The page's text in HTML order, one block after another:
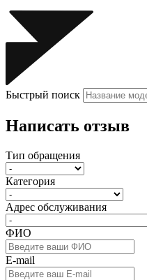
Быстрый поиск
Написать отзыв
Тип обращения
Категория
Адрес обслуживания
ФИО
E-mail